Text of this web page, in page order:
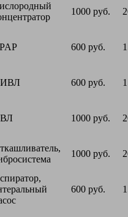
1000 руб.
600 руб.
600 руб.
1000 руб.
1000 руб.
600 руб.